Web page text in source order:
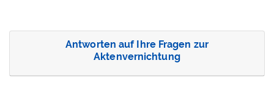
Antworten auf Ihre Fragen zur
Aktenvernichtung